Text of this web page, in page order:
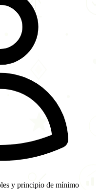
y principio de mínimo